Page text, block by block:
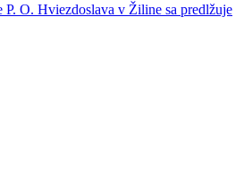
P. O. Hviezdoslava v Žiline sa predlžuje